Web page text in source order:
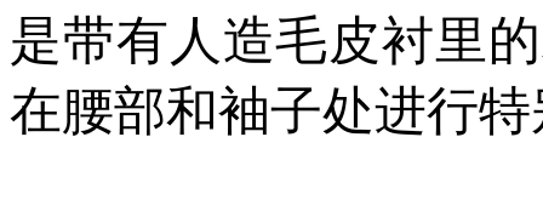
是带有人造毛皮衬里
在腰部和袖子处进行